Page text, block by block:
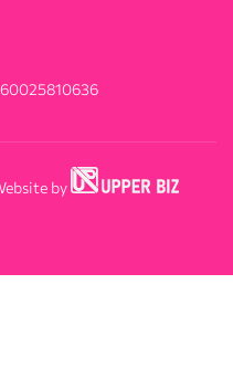
by